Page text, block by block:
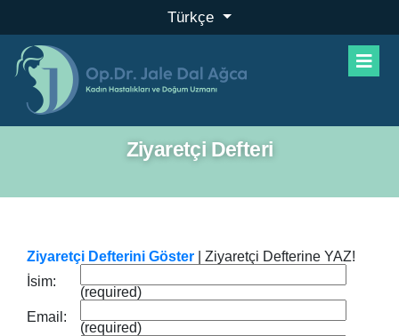
Türkçe
Ziyaretçi Defteri
Ziyaretçi Defterini Göster | Ziyaretçi Defterine YAZ!
İsim:
(required)
Email:
(required)